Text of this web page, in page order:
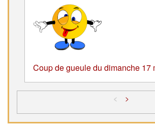
Coup de gueule du dimanche 17
< >